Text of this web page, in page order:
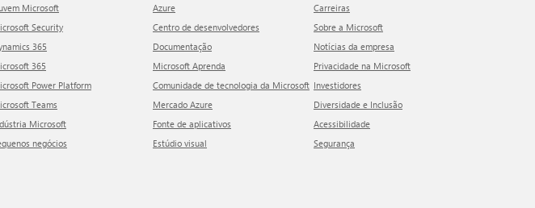
Microsoft
Microsoft Security
365
Microsoft 365
Microsoft Power Platform
Microsoft Teams
Microsoft
negócios
Azure
Centro de desenvolvedores
Documentação
Microsoft Aprenda
Comunidade de tecnologia da Microsoft
Mercado Azure
Fonte de aplicativos
Estúdio visual
Carreiras
Sobre a Microsoft
Notícias da empresa
Privacidade na Microsoft
Investidores
Diversidade e Inclusão
Acessibilidade
Segurança